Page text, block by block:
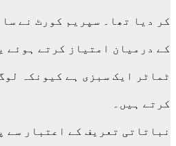
کر دیا تھا۔ سپریم کورٹ نے
کے درمیان امتیاز کرتے ہوئے
ٹماٹر ایک سبزی ہے کیونکہ
کرتے ہیں۔
نباتاتی تعریف کے اعتبار سے